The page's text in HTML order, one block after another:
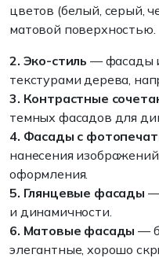
цветов (белый, серый,
матовой поверхностью.
2. Эко-стиль — фасады
текстурами дерева,
3. Контрастные
темных фасадов для
4. Фасады с
нанесения
оформления.
5. Глянцевые фасады —
и динамичности.
6. Матовые фасады —
элегантные, хорошо